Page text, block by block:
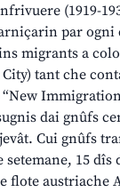
(1919-
par ogni
migrants a
tant che
dai gnûfs
Cui gnûfs
setemane, 15
flote austriache